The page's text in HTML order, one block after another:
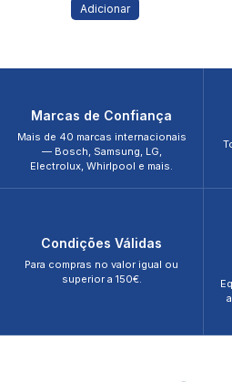
Adicionar
Marcas de Confiança
Mais de 40 marcas internacionais
— Bosch, Samsung, LG,
Electrolux, Whirlpool e mais.
Condições Válidas
Para compras no valor igual ou
superior a 150€.